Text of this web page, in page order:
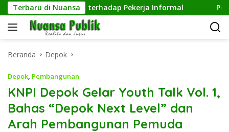
Langsung
ke
konten
Terbaru di Nuansa
Kepedulian terhadap Pekerja Informal Pengelolaan
Beranda Depok
Depok, Pembangunan
KNPI Depok Gelar Youth Talk Vol. 1,
Bahas “Depok Next Level” dan
Arah Pembangunan Pemuda